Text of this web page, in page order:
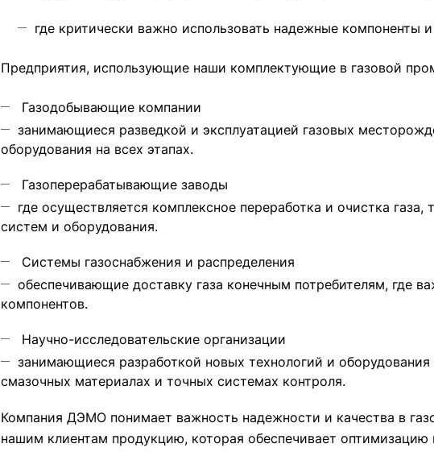
где критически важно использовать надежные компоненты
Предприятия, использующие наши комплектующие в газовой
Газодобывающие компании
занимающиеся разведкой и эксплуатацией газовых
оборудования на всех этапах.
Газоперерабатывающие заводы
где осуществляется комплексное переработка и очистка
систем и оборудования.
Системы газоснабжения и распределения
обеспечивающие доставку газа конечным потребителям, где
компонентов.
Научно-исследовательские организации
занимающиеся разработкой новых технологий и
смазочных материалах и точных системах контроля.
Компания ДЭМО понимает важность надежности и качества в
нашим клиентам продукцию, которая обеспечивает оптимизацию